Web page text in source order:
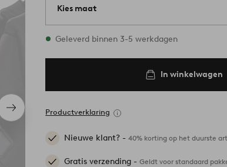
Volgend
item
Kies maat
1 maten op voorraad
Geleverd binnen 3-5 werkdagen
In winkelwagen
Productverklaring
Nieuwe klant? -40% korting op het duurste
Gratis verzending -Geldt voor standaard